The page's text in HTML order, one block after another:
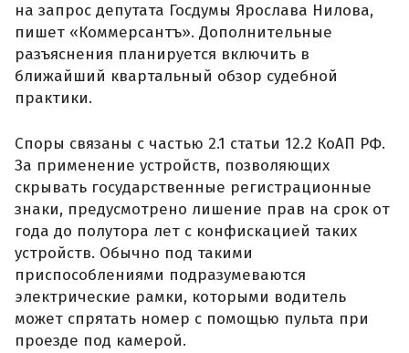
на запрос депутата Госдумы Ярослава Нилова,
пишет «Коммерсантъ». Дополнительные
разъяснения планируется включить в
ближайший квартальный обзор судебной
практики.
Споры связаны с частью 2.1 статьи 12.2 КоАП РФ.
За применение устройств, позволяющих
скрывать государственные регистрационные
знаки, предусмотрено лишение прав на срок от
года до полутора лет с конфискацией таких
устройств. Обычно под такими
приспособлениями подразумеваются
электрические рамки, которыми водитель
может спрятать номер с помощью пульта при
проезде под камерой.